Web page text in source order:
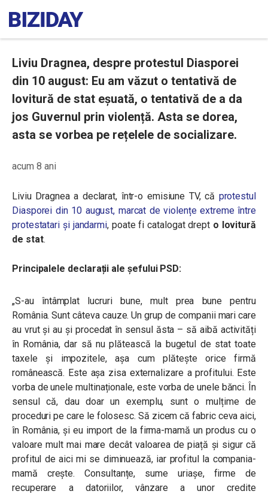
Liviu Dragnea, despre protestul Diasporei
din 10 august: Eu am văzut o tentativă de
lovitură de stat eșuată, o tentativă de a da
jos Guvernul prin violență. Asta se dorea,
asta se vorbea pe rețelele de socializare.
acum 8 ani
Liviu Dragnea a declarat, într-o emisiune TV, că protestul
Diasporei din 10 august, marcat de violențe extreme între
protestatari și jandarmi, poate fi catalogat drept o lovitură
de stat.
Principalele declarații ale șefului PSD:
„S-au întâmplat lucruri bune, mult prea bune pentru
România. Sunt câteva cauze. Un grup de companii mari care
au vrut și au și procedat în sensul ăsta – să aibă activități
în România, dar să nu plătească la bugetul de stat toate
taxele și impozitele, așa cum plătește orice firmă
românească. Este așa zisa externalizare a profitului. Este
vorba de unele multinaționale, este vorba de unele bănci. În
sensul că, dau doar un exemplu, sunt o mulțime de
proceduri pe care le folosesc. Să zicem că fabric ceva aici,
în România, și eu import de la firma-mamă un produs cu o
valoare mult mai mare decât valoarea de piață și sigur că
profitul de aici mi se diminuează, iar profitul la compania-
mamă crește. Consultanțe, sume uriașe, firme de
recuperare a datoriilor, vânzare a unor credite